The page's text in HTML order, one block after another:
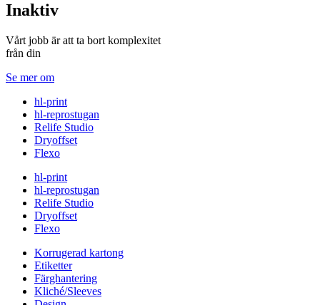
Inaktiv
Vårt jobb är att ta bort komplexitet
från din
Se mer om
hl-print
hl-reprostugan
Relife Studio
Dryoffset
Flexo
hl-print
hl-reprostugan
Relife Studio
Dryoffset
Flexo
Korrugerad kartong
Etiketter
Färghantering
Kliché/Sleeves